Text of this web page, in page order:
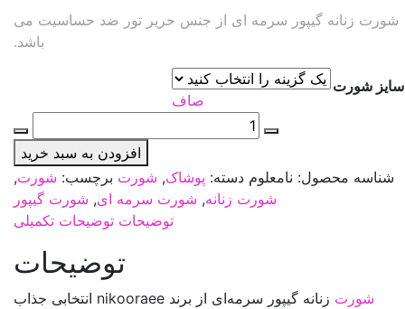
شورت زنانه گیپور سرمه ای از جنس حریر تور ضد حساسیت می
باشد.
سایز شورت
صاف
شورت
زنانه
سرمه
ای
افزودن به سبد خرید
شناسه محصول: نامعلوم دسته: پوشاک, شورت برچسب: شورت,
شورت زنانه, شورت سرمه ای, شورت گیپور
توضیحات توضیحات تکمیلی
توضیحات
شورت
زنانه گیپور سرمه‌ای از برند nikooraee انتخابی جذاب